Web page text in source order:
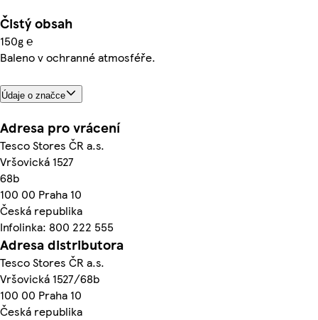
Čistý obsah
150g ℮
Baleno v ochranné atmosféře.
Údaje o značce
Adresa pro vrácení
Tesco Stores ČR a.s.
Vršovická 1527
68b
100 00 Praha 10
Česká republika
Infolinka: 800 222 555
Adresa distributora
Tesco Stores ČR a.s.
Vršovická 1527/68b
100 00 Praha 10
Česká republika